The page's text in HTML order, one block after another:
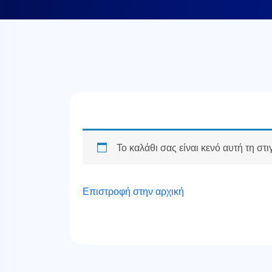
Το καλάθι σας είναι κενό αυτή τη
Επιστροφή στην αρχική